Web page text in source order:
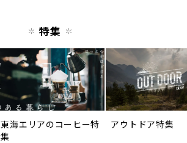
特集
東海エリアのコーヒー特
集
アウトドア特集